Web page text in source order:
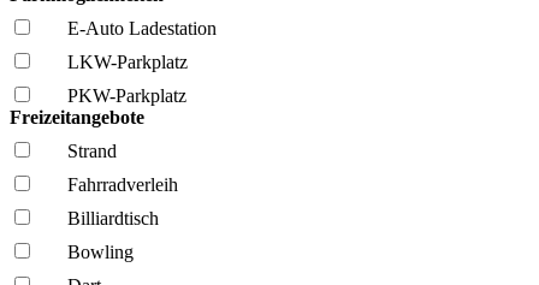
E-Auto Ladestation
LKW-Parkplatz
PKW-Parkplatz
Freizeitangebote
Strand
Fahrrad­verleih
Billiardtisch
Bowling